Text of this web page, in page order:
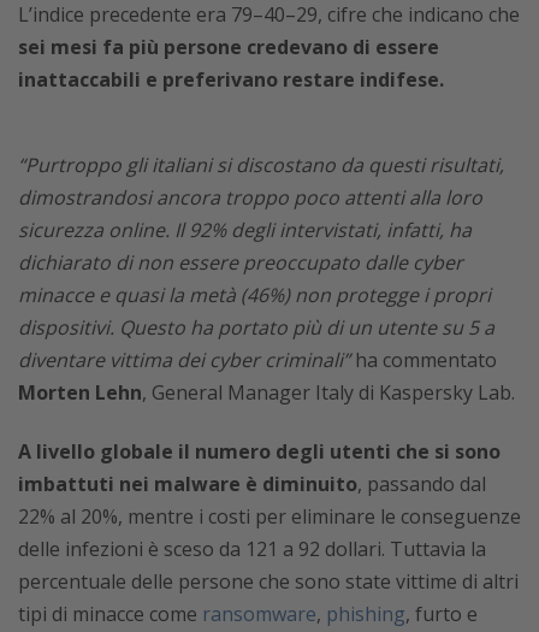
L’indice precedente era 79–40–29, cifre che indicano che
sei mesi fa più persone credevano di essere
inattaccabili e preferivano restare indifese.
“Purtroppo gli italiani si discostano da questi risultati,
dimostrandosi ancora troppo poco attenti alla loro
sicurezza online. Il 92% degli intervistati, infatti, ha
dichiarato di non essere preoccupato dalle cyber
minacce e quasi la metà (46%) non protegge i propri
dispositivi. Questo ha portato più di un utente su 5 a
diventare vittima dei cyber criminali”ha commentato
Morten Lehn, General Manager Italy di Kaspersky Lab.
A livello globale il numero degli utenti che si sono
imbattuti nei malware è diminuito, passando dal
22% al 20%, mentre i costi per eliminare le conseguenze
delle infezioni è sceso da 121 a 92 dollari. Tuttavia la
percentuale delle persone che sono state vittime di altri
tipi di minacce come ransomware, phishing, furto e